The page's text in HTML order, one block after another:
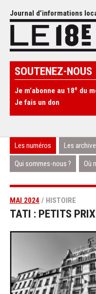
Journal d’informations
SOUTENEZ-NOUS
Je m’abonne au 18e du
Je fais un don
Les numéros Les
Qui sommes-nous ? Où
MAI 2024 / HISTOIRE
TATI : PETITS